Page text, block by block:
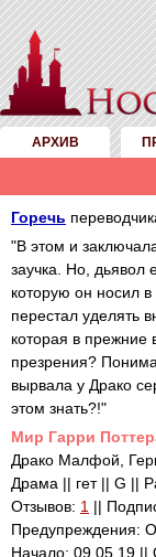
АРХИВ
Горечь
"В этом и
заучка. Но, дьявол
которую он носил в
перестал уделять
которая в прежние
презрения?
вырвала у Драко
этом знать?!"
Mир Гарри
Драко Малфой,
Драма || гет || G ||
Отзывов: 1 ||
Предупреждения:
Начало: 09.05.19 ||